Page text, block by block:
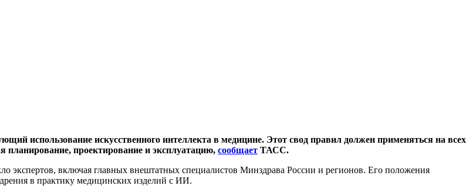
использование искусственного интеллекта в медицине. Этот свод правил должен применяться на всех
планирование, проектирование и эксплуатацию, сообщает ТАСС.
экспертов, включая главных внештатных специалистов Минздрава России и регионов. Его положения
в практику медицинских изделий с ИИ.